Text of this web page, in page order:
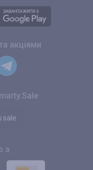
акціями
з